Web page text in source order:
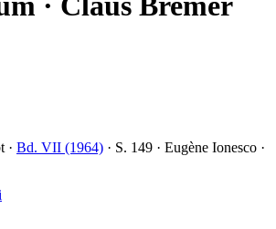
· Bd. VII (1964) · S. 149 · Eugène Ionesco ·